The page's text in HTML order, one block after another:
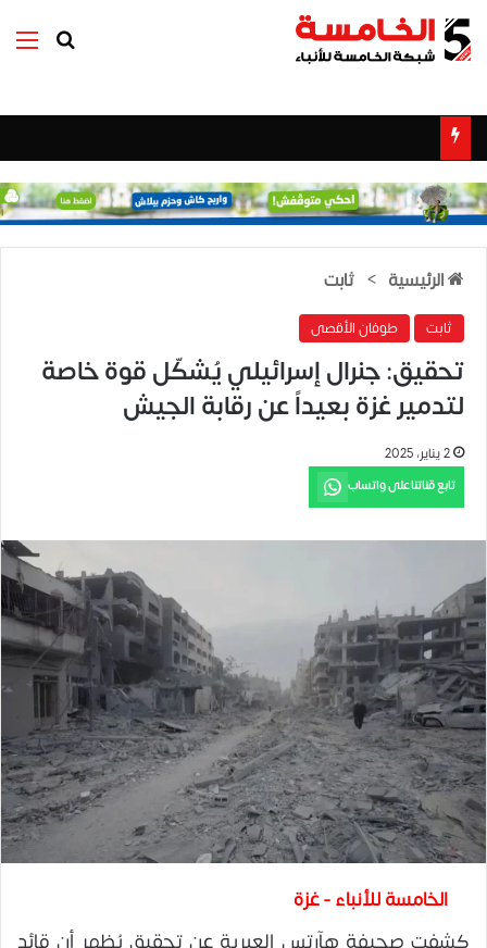
بحث عن
الرئيسية > ثابت
ثابت طوفان الأقصى
تحقيق: جنرال إسرائيلي يُشكّل قوة خاصة
لتدمير غزة بعيداً عن رقابة الجيش
2 يناير، 2025
تابع قناتنا على واتساب
الخامسة للأنباء - غزة